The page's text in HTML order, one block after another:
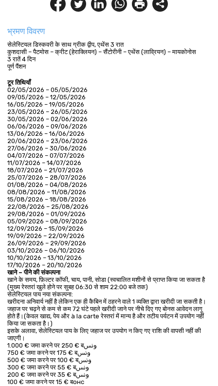
भ्रमण विवरण
सेलेस्टियल डिस्कवरी के साथ ग्रीक द्वीप, एथेंस 3 रात
कुशदासी – पैटमोस – क्रीट (हेराक्लियन) – सैंटोरीनी – एथेंस (लाव्रियन) – मायकोनोस
3 रातें 4 दिन
पूर्ण पैंशन
टूर तिथियाँ
02/05/2026 – 05/05/2026
09/05/2026 – 12/05/2026
16/05/2026 – 19/05/2026
23/05/2026 – 26/05/2026
30/05/2026 – 02/06/2026
06/06/2026 – 09/06/2026
13/06/2026 – 16/06/2026
20/06/2026 – 23/06/2026
27/06/2026 – 30/06/2026
04/07/2026 – 07/07/2026
11/07/2026 – 14/07/2026
18/07/2026 – 21/07/2026
25/07/2026 – 28/07/2026
01/08/2026 – 04/08/2026
08/08/2026 – 11/08/2026
15/08/2026 – 18/08/2026
22/08/2026 – 25/08/2026
29/08/2026 – 01/09/2026
05/09/2026 – 08/09/2026
12/09/2026 – 15/09/2026
19/09/2026 – 22/09/2026
26/09/2026 – 29/09/2026
03/10/2026 – 06/10/2026
10/10/2026 – 13/10/2026
17/10/2026 – 20/10/2026
खाने – पीने की संकल्पना
खाने के समय, फ़िल्टर कॉफी, चाय, पानी, सोडा (स्वचालित मशीनों से प्राप्त किया जा सकता है
(मुख्य रेस्तरां खुले होने पर सुबह 06:30 से शाम 22:00 बजे तक)
सेलेस्टियल पाय नया संकल्पना:
खरीदना अनिवार्य नहीं है लेकिन एक ही कैबिन में ठहरने वाले 1 व्यक्ति द्वारा खरीदी जा सकती है।
जहाज पर चढ़ने से कम से कम 72 घंटे पहले खरीदी जाने पर नीचे दिए गए बोनस आवेदन लागू
होते हैं।(केवल खाद्य, पेय और à la carte रेस्तरां में मान्य है और तटीय पर्यटन में उपयोग नहीं
किया जा सकता है।)
इसके अलावा, सेलेस्टियल पाय के लिए जहाज पर उपयोग न किए गए राशि की वापसी नहीं की
जाएगी।
1.000 € जमा करने पर 250 € बونس
750 € जमा करने पर 175 € बونس
500 € जमा करने पर 100 € बونس
300 € जमा करने पर 55 € बونس
200 € जमा करने पर 35 € बونس
100 € जमा करने पर 15 € बонс